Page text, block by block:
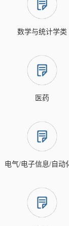
数学与统计学类
医药
电气/电子信息/自动